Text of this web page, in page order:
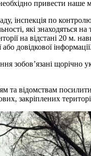
привести наше
інспекція по
які
на відстані 20 м.
довідкової інформації.
зобов’язані щорічно
відомствам
закріплених